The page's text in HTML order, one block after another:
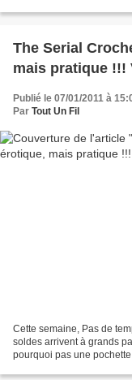
The Serial
mais pratique !!!
Publié le 07/01/2011 à
Par Tout Un Fil
Cette semaine, Pas de
soldes arrivent à grands
pourquoi pas une